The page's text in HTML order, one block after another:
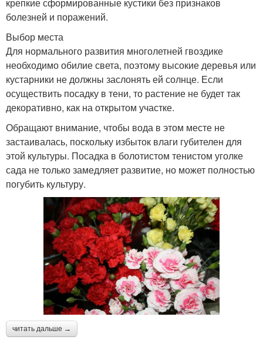
крепкие сформированные кустики без признаков
болезней и поражений.
Выбор места
Для нормального развития многолетней гвоздике
необходимо обилие света, поэтому высокие деревья или
кустарники не должны заслонять ей солнце. Если
осуществить посадку в тени, то растение не будет так
декоративно, как на открытом участке.
Обращают внимание, чтобы вода в этом месте не
застаивалась, поскольку избыток влаги губителен для
этой культуры. Посадка в болотистом тенистом уголке
сада не только замедляет развитие, но может полностью
погубить культуру.
читать дальше →